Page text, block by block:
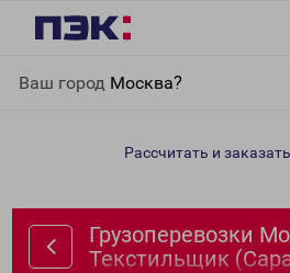
Ваш город Москва?
Текстильщик (Саратовский р-н)
Рассчитать и
Грузоперевозки
Текстильщик